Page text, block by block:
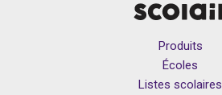
Produits
Écoles
Listes scolaires